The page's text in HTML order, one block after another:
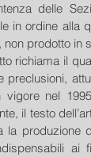
delle
in ordine alla
non prodotto
richiama il
preclusioni,
vigore nel
il testo
la
ai